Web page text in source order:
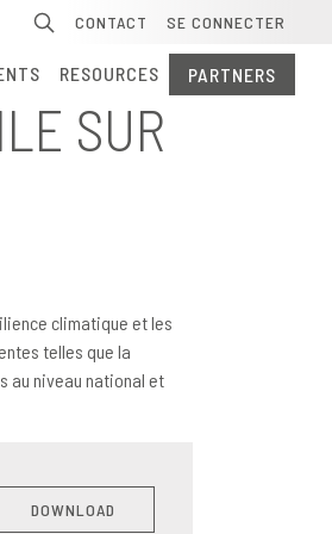
Search
CONTACT SE CONNECTER
RESOURCES PARTNERS
SUR
climatique et les
telles que la
au niveau national et
DOWNLOAD